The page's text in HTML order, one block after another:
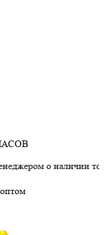
о наличии товара.